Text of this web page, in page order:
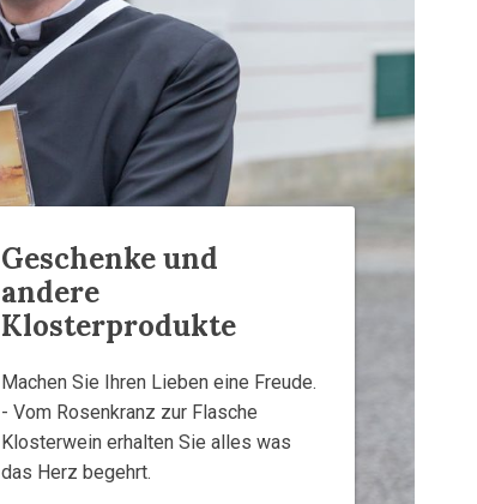
Geschenke und
andere
Klosterprodukte
Machen Sie Ihren Lieben eine Freude.
- Vom Rosenkranz zur Flasche
Klosterwein erhalten Sie alles was
das Herz begehrt.